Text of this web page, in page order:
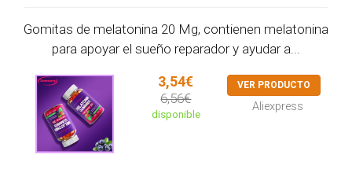
Gomitas de melatonina 20 Mg, contienen melatonina
para apoyar el sueño reparador y ayudar a...
3,54€
6,56€
disponible
VER PRODUCTO
Aliexpress